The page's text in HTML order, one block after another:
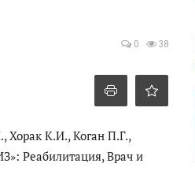
0 38
Хорак К.И., Коган П.Г.,
Реабилитация, Врач и